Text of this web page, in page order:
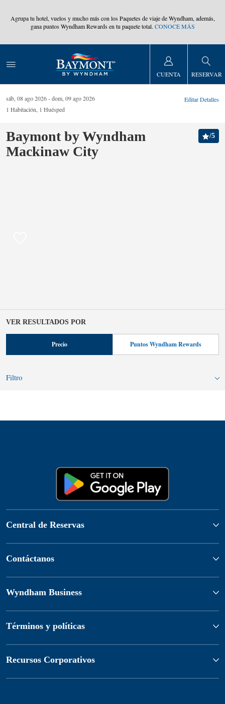
Agrupa tu hotel, vuelos y mucho más con los Paquetes de viaje de Wyndham, además,
gana puntos Wyndham Rewards en tu paquete total. CONOCE MÁS
CUENTA RESERVAR
sáb, 08 ago 2026
dom, 09 ago 2026
1 Habitación 1 Huésped
Editar Detalles
Baymont by Wyndham
Mackinaw City
/5
VER RESULTADOS POR
Precio Puntos Wyndham Rewards
Filtro
Central de Reservas
Contáctanos
Wyndham Business
Términos y políticas
Recursos Corporativos